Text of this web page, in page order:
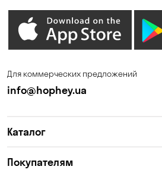
Елизаветовка
Калиновка
Киев
Для коммерческих предложений
info@hophey.ua
Каталог
Покупателям